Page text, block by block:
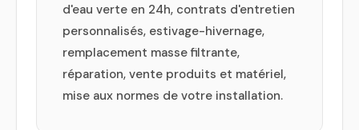
d'eau verte en 24h, contrats d'entretien
personnalisés, estivage-hivernage,
remplacement masse filtrante,
réparation, vente produits et matériel,
mise aux normes de votre installation.